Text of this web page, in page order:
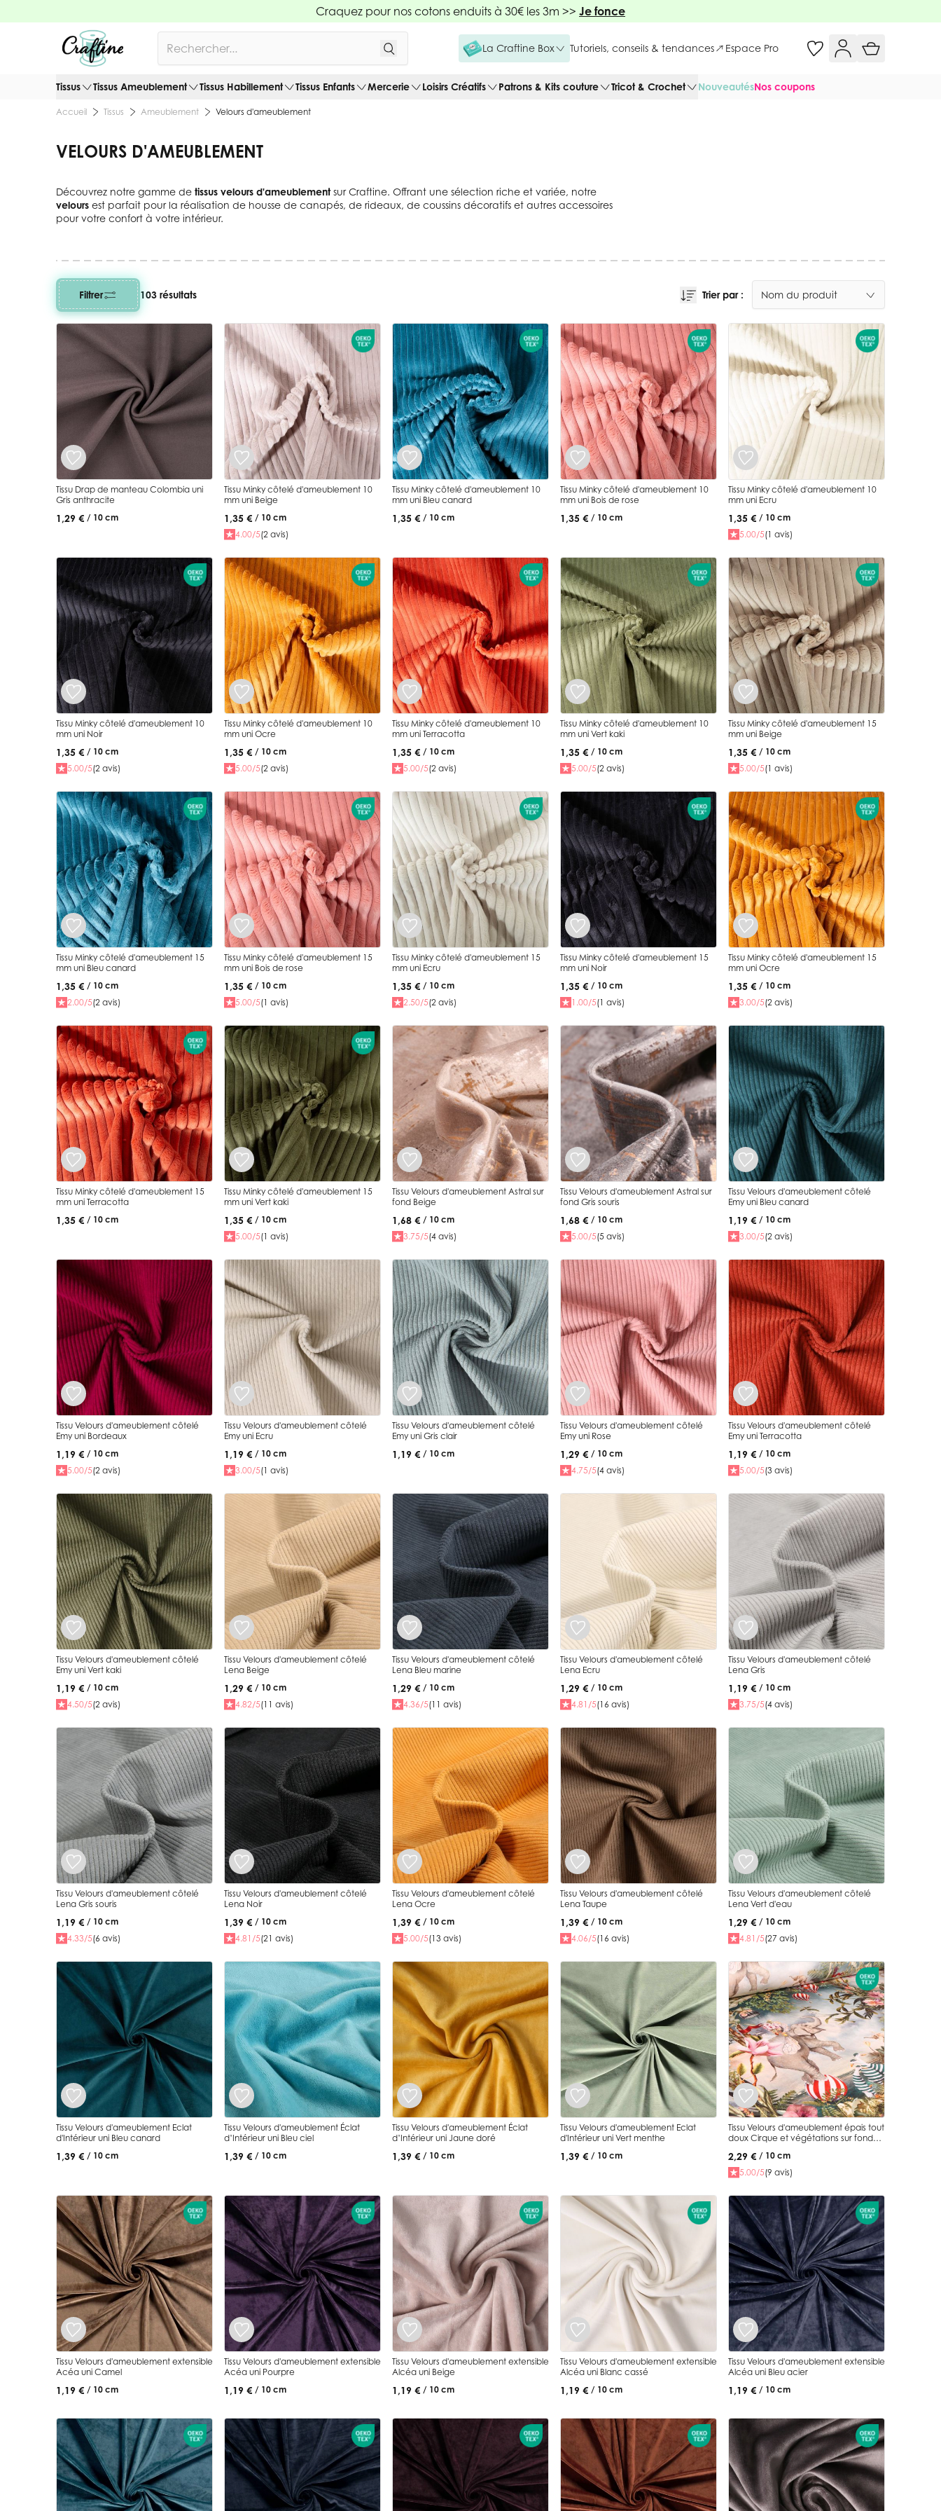
Craquez pour nos cotons enduits à 30€ les 3m >> Je fonce
La Craftine Box Tutoriels, conseils & tendances Espace Pro
Tissus Tissus Ameublement Tissus Habillement Tissus Enfants Mercerie Loisirs Créatifs Patrons & Kits couture Tricot & Crochet NouveautésNos coupons
Accueil Tissus Ameublement Velours d'ameublement
VELOURS D'AMEUBLEMENT
Découvrez notre gamme de tissus velours d'ameublementsur Craftine. Offrant une sélection riche et variée, notre
velours est parfait pour la réalisation de housse de canapés, de rideaux, de coussins décoratifs et autres accessoires
pour votre confort à votre intérieur.
Filtrer 103 résultats Trier par :
Tissu Drap de manteau Colombia uni
Gris anthracite
1,29 € / 10 cm
Tissu Minky côtelé d'ameublement 10
mm uni Beige
1,35 € / 10 cm
4.00/5(2 avis)
Tissu Minky côtelé d'ameublement 10
mm uni Bleu canard
1,35 € / 10 cm
Tissu Minky côtelé d'ameublement 10
mm uni Bois de rose
1,35 € / 10 cm
Tissu Minky côtelé d'ameublement 10
mm uni Ecru
1,35 € / 10 cm
5.00/5(1 avis)
Tissu Minky côtelé d'ameublement 10
mm uni Noir
1,35 € / 10 cm
5.00/5(2 avis)
Tissu Minky côtelé d'ameublement 10
mm uni Ocre
1,35 € / 10 cm
5.00/5(2 avis)
Tissu Minky côtelé d'ameublement 10
mm uni Terracotta
1,35 € / 10 cm
5.00/5(2 avis)
Tissu Minky côtelé d'ameublement 10
mm uni Vert kaki
1,35 € / 10 cm
5.00/5(2 avis)
Tissu Minky côtelé d'ameublement 15
mm uni Beige
1,35 € / 10 cm
5.00/5(1 avis)
Tissu Minky côtelé d'ameublement 15
mm uni Bleu canard
1,35 € / 10 cm
2.00/5(2 avis)
Tissu Minky côtelé d'ameublement 15
mm uni Bois de rose
1,35 € / 10 cm
5.00/5(1 avis)
Tissu Minky côtelé d'ameublement 15
mm uni Ecru
1,35 € / 10 cm
2.50/5(2 avis)
Tissu Minky côtelé d'ameublement 15
mm uni Noir
1,35 € / 10 cm
1.00/5(1 avis)
Tissu Minky côtelé d'ameublement 15
mm uni Ocre
1,35 € / 10 cm
3.00/5(2 avis)
Tissu Minky côtelé d'ameublement 15
mm uni Terracotta
1,35 € / 10 cm
Tissu Minky côtelé d'ameublement 15
mm uni Vert kaki
1,35 € / 10 cm
5.00/5(1 avis)
Tissu Velours d'ameublement Astral sur
fond Beige
1,68 € / 10 cm
3.75/5(4 avis)
Tissu Velours d'ameublement Astral sur
fond Gris souris
1,68 € / 10 cm
5.00/5(5 avis)
Tissu Velours d'ameublement côtelé
Emy uni Bleu canard
1,19 € / 10 cm
3.00/5(2 avis)
Tissu Velours d'ameublement côtelé
Emy uni Bordeaux
1,19 € / 10 cm
5.00/5(2 avis)
Tissu Velours d'ameublement côtelé
Emy uni Ecru
1,19 € / 10 cm
3.00/5(1 avis)
Tissu Velours d'ameublement côtelé
Emy uni Gris clair
1,19 € / 10 cm
Tissu Velours d'ameublement côtelé
Emy uni Rose
1,29 € / 10 cm
4.75/5(4 avis)
Tissu Velours d'ameublement côtelé
Emy uni Terracotta
1,19 € / 10 cm
5.00/5(3 avis)
Tissu Velours d'ameublement côtelé
Emy uni Vert kaki
1,19 € / 10 cm
4.50/5(2 avis)
Tissu Velours d'ameublement côtelé
Lena Beige
1,29 € / 10 cm
4.82/5(11 avis)
Tissu Velours d'ameublement côtelé
Lena Bleu marine
1,29 € / 10 cm
4.36/5(11 avis)
Tissu Velours d'ameublement côtelé
Lena Ecru
1,29 € / 10 cm
4.81/5(16 avis)
Tissu Velours d'ameublement côtelé
Lena Gris
1,19 € / 10 cm
3.75/5(4 avis)
Tissu Velours d'ameublement côtelé
Lena Gris souris
1,19 € / 10 cm
4.33/5(6 avis)
Tissu Velours d'ameublement côtelé
Lena Noir
1,39 € / 10 cm
4.81/5(21 avis)
Tissu Velours d'ameublement côtelé
Lena Ocre
1,39 € / 10 cm
5.00/5(13 avis)
Tissu Velours d'ameublement côtelé
Lena Taupe
1,39 € / 10 cm
4.06/5(16 avis)
Tissu Velours d'ameublement côtelé
Lena Vert d'eau
1,29 € / 10 cm
4.81/5(27 avis)
Tissu Velours d'ameublement Eclat
d'Intérieur uni Bleu canard
1,39 € / 10 cm
Tissu Velours d'ameublement Éclat
d’Intérieur uni Bleu ciel
1,39 € / 10 cm
Tissu Velours d'ameublement Éclat
d’Intérieur uni Jaune doré
1,39 € / 10 cm
Tissu Velours d'ameublement Eclat
d'Intérieur uni Vert menthe
1,39 € / 10 cm
Tissu Velours d'ameublement épais tout
doux Cirque et végétations sur fond
2,29 € / 10 cm
5.00/5(9 avis)
Tissu Velours d'ameublement extensible
Acéa uni Camel
1,19 € / 10 cm
Tissu Velours d'ameublement extensible
Acéa uni Pourpre
1,19 € / 10 cm
Tissu Velours d'ameublement extensible
Alcéa uni Beige
1,19 € / 10 cm
Tissu Velours d'ameublement extensible
Alcéa uni Blanc cassé
1,19 € / 10 cm
Tissu Velours d'ameublement extensible
Alcéa uni Bleu acier
1,19 € / 10 cm